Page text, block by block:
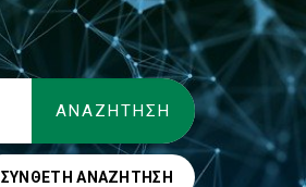
ΣΎΝΘΕΤΗ ΑΝΑΖΉΤΗΣΗ